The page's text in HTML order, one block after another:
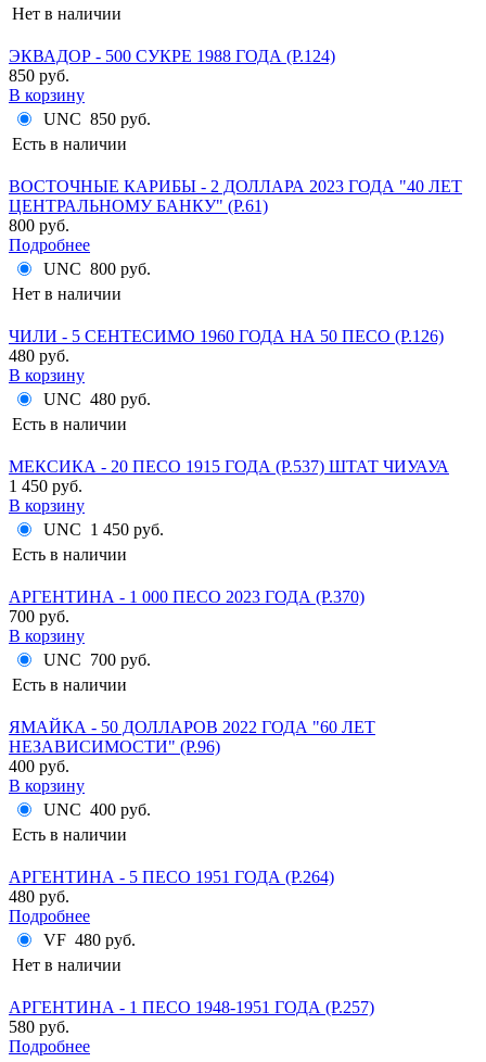
Нет в наличии
ЭКВАДОР - 500 СУКРЕ 1988 ГОДА (P.124)
850 руб.
В корзину
UNC 850 руб.
Есть в наличии
ВОСТОЧНЫЕ КАРИБЫ - 2 ДОЛЛАРА 2023 ГОДА "40 ЛЕТ
ЦЕНТРАЛЬНОМУ БАНКУ" (P.61)
800 руб.
Подробнее
UNC 800 руб.
Нет в наличии
ЧИЛИ - 5 СЕНТЕСИМО 1960 ГОДА НА 50 ПЕСО (P.126)
480 руб.
В корзину
UNC 480 руб.
Есть в наличии
МЕКСИКА - 20 ПЕСО 1915 ГОДА (P.537) ШТАТ ЧИУАУА
1 450 руб.
В корзину
UNC 1 450 руб.
Есть в наличии
АРГЕНТИНА - 1 000 ПЕСО 2023 ГОДА (P.370)
700 руб.
В корзину
UNC 700 руб.
Есть в наличии
ЯМАЙКА - 50 ДОЛЛАРОВ 2022 ГОДА "60 ЛЕТ
НЕЗАВИСИМОСТИ" (P.96)
400 руб.
В корзину
UNC 400 руб.
Есть в наличии
АРГЕНТИНА - 5 ПЕСО 1951 ГОДА (P.264)
480 руб.
Подробнее
VF 480 руб.
Нет в наличии
АРГЕНТИНА - 1 ПЕСО 1948-1951 ГОДА (P.257)
580 руб.
Подробнее